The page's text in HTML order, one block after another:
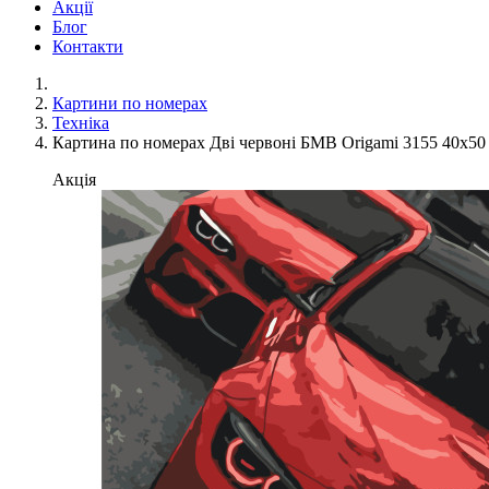
Акції
Блог
Контакти
Картини по номерах
Техніка
Картина по номерах Дві червоні БМВ Origami 3155
Акція